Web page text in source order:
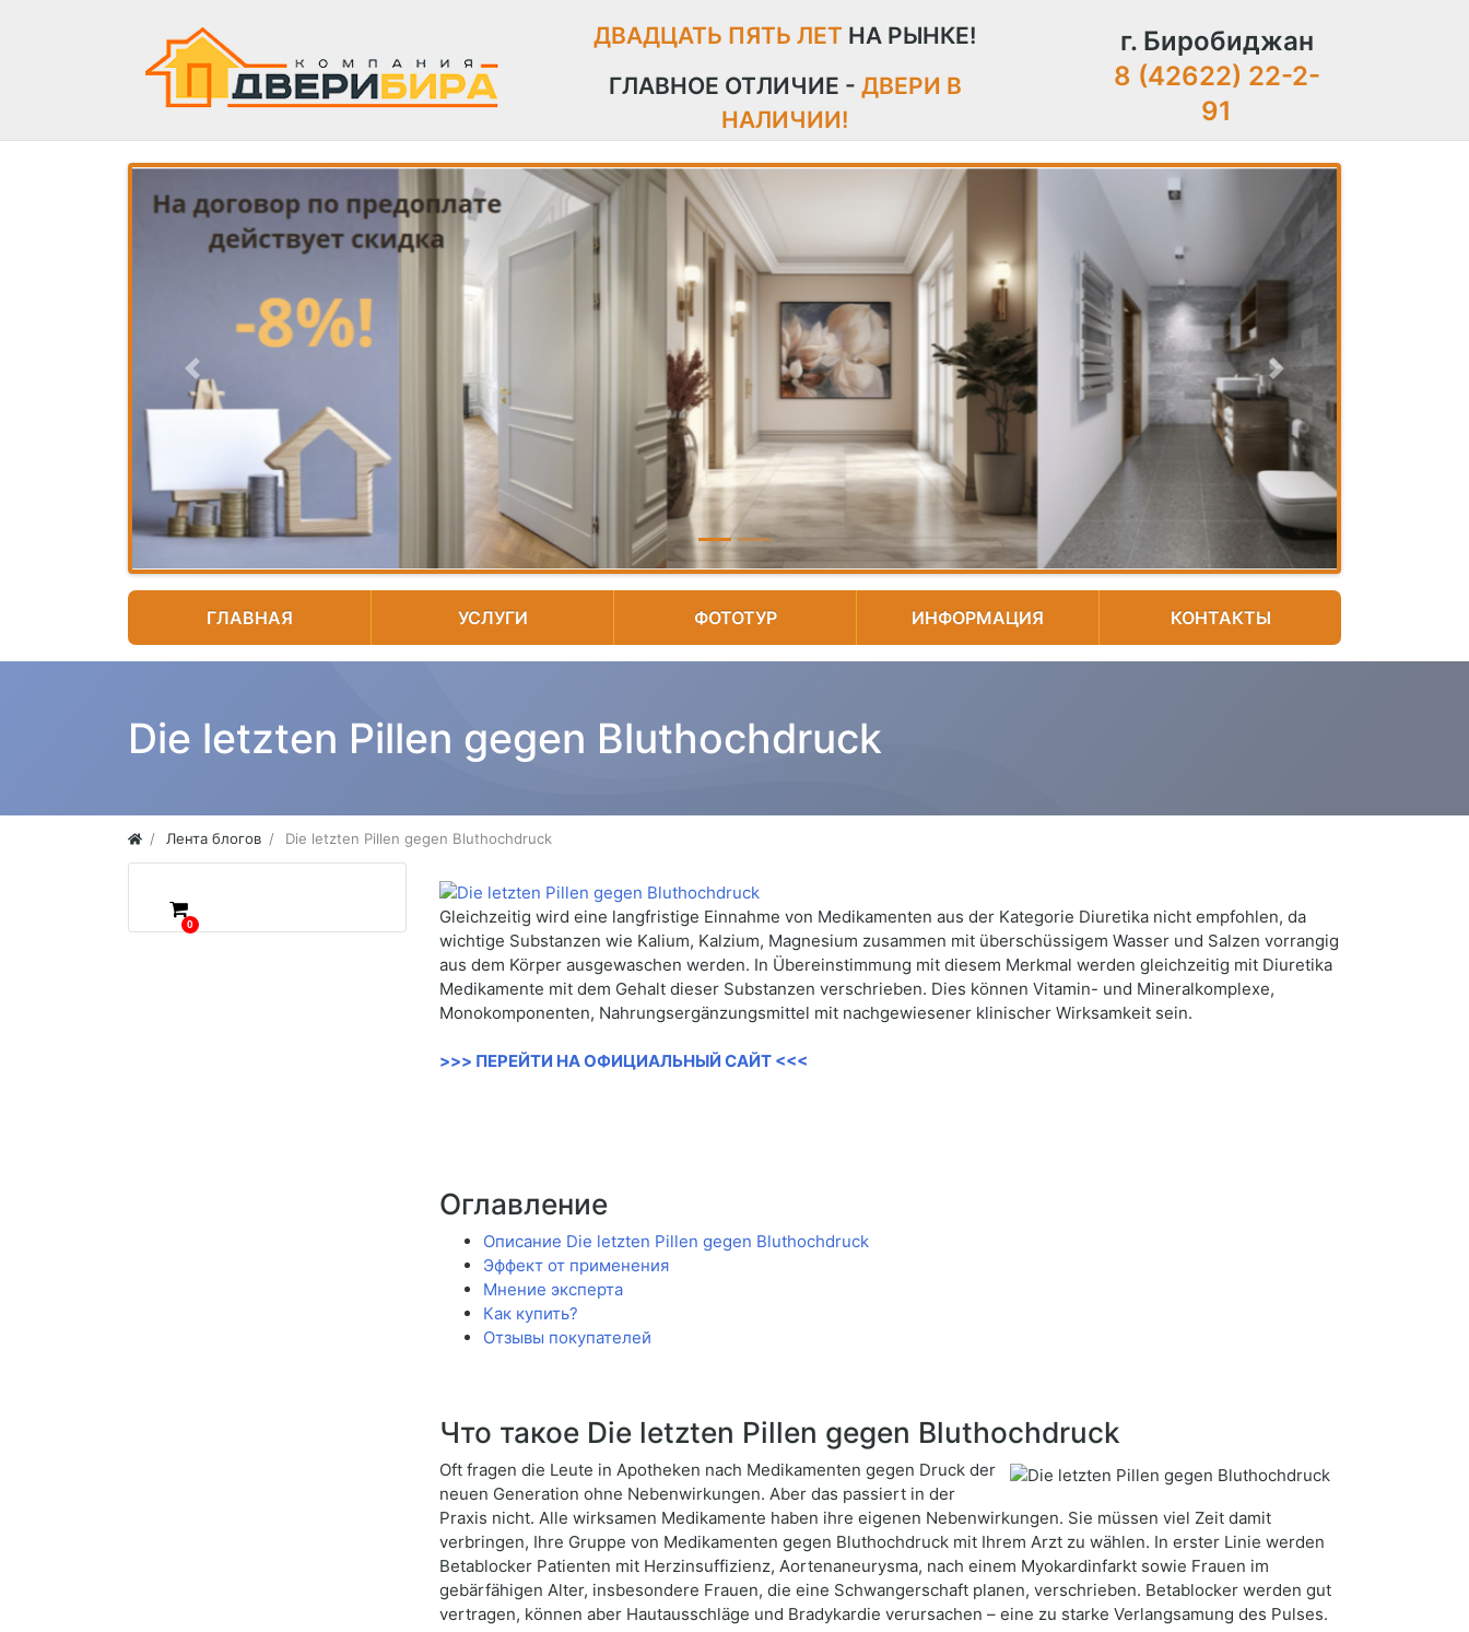
ДВАДЦАТЬ ПЯТЬ ЛЕТ НА РЫНКЕ!
ГЛАВНОЕ ОТЛИЧИЕ - ДВЕРИ В
НАЛИЧИИ!
г. Биробиджан
8 (42622) 22-2-
91
ГЛАВНАЯ УСЛУГИ ФОТОТУР ИНФОРМАЦИЯ КОНТАКТЫ
Die letzten Pillen gegen Bluthochdruck
Лента блогов Die letzten Pillen gegen Bluthochdruck
0
Gleichzeitig wird eine langfristige Einnahme von Medikamenten aus der Kategorie Diuretika nicht empfohlen, da
wichtige Substanzen wie Kalium, Kalzium, Magnesium zusammen mit überschüssigem Wasser und Salzen vorrangig
aus dem Körper ausgewaschen werden. In Übereinstimmung mit diesem Merkmal werden gleichzeitig mit Diuretika
Medikamente mit dem Gehalt dieser Substanzen verschrieben. Dies können Vitamin- und Mineralkomplexe,
Monokomponenten, Nahrungsergänzungsmittel mit nachgewiesener klinischer Wirksamkeit sein.
>>> ПЕРЕЙТИ НА ОФИЦИАЛЬНЫЙ САЙТ <<<
Оглавление
Описание Die letzten Pillen gegen Bluthochdruck
Эффект от применения
Мнение эксперта
Как купить?
Отзывы покупателей
Что такое Die letzten Pillen gegen Bluthochdruck
Oft fragen die Leute in Apotheken nach Medikamenten gegen Druck der
neuen Generation ohne Nebenwirkungen. Aber das passiert in der
Praxis nicht. Alle wirksamen Medikamente haben ihre eigenen Nebenwirkungen. Sie müssen viel Zeit damit
verbringen, Ihre Gruppe von Medikamenten gegen Bluthochdruck mit Ihrem Arzt zu wählen. In erster Linie werden
Betablocker Patienten mit Herzinsuffizienz, Aortenaneurysma, nach einem Myokardinfarkt sowie Frauen im
gebärfähigen Alter, insbesondere Frauen, die eine Schwangerschaft planen, verschrieben. Betablocker werden gut
vertragen, können aber Hautausschläge und Bradykardie verursachen – eine zu starke Verlangsamung des Pulses.